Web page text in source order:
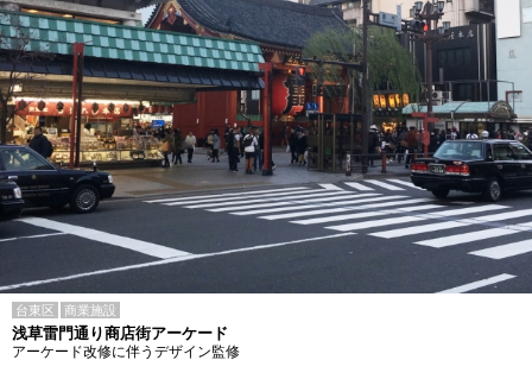
台東区 商業施設
浅草雷門通り商店街アーケード
アーケード改修に伴うデザイン監修